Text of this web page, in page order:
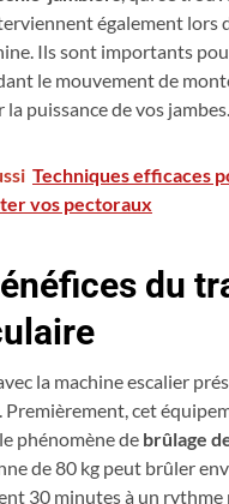
également lors
Ils sont importants
le mouvement de
la puissance de vos jambes.
Techniques efficaces
vos pectoraux
du
la machine escalier
Premièrement, cet
phénomène de brûlage
de 80 kg peut brûler
30 minutes à un rythme